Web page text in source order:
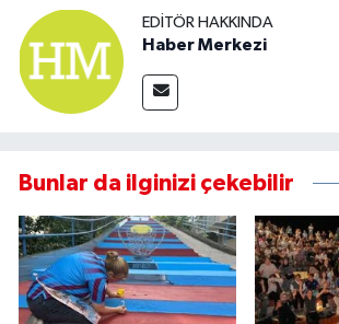
EDITÖR HAKKINDA
Haber Merkezi
Bunlar da ilginizi çekebilir